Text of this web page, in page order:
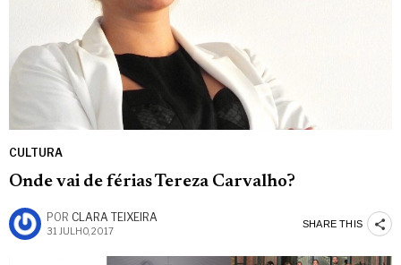
CULTURA
Onde vai de férias Tereza Carvalho?
POR CLARA TEIXEIRA
31 JULHO, 2017
SHARE THIS